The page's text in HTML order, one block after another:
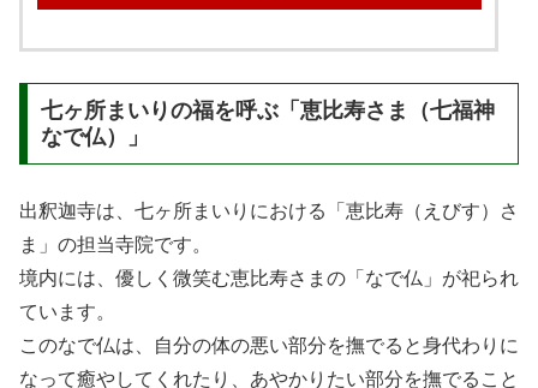
七ヶ所まいりの福を呼ぶ「恵比寿さま（七福神
なで仏）」
出釈迦寺は、七ヶ所まいりにおける「恵比寿（えびす）さ
ま」の担当寺院です。
境内には、優しく微笑む恵比寿さまの「なで仏」が祀られ
ています。
このなで仏は、自分の体の悪い部分を撫でると身代わりに
なって癒やしてくれたり、あやかりたい部分を撫でること